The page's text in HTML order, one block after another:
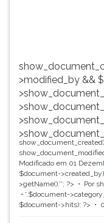
>modified_by &&
Modificado em 01
$document-
>getName().''; ?> Por
'.$document-
$document->hits): ?>